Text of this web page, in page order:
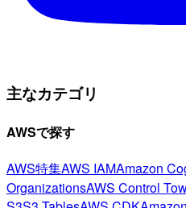
主なカテゴリ
AWSで探す
AWS特集AWS IAMAmazon
OrganizationsAWS Control